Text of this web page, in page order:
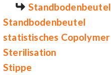
Standbodenbeutel
Standbodenbeutel
statistisches Copolymer
Sterilisation
Stippe